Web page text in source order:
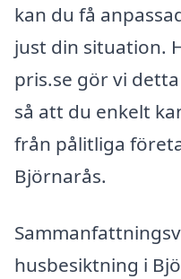
kan du få
just din situation.
pris.se gör vi
så att du enkelt
från pålitliga
Björnarås.
husbesiktning i